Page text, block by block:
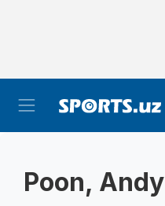
Poon, Andy